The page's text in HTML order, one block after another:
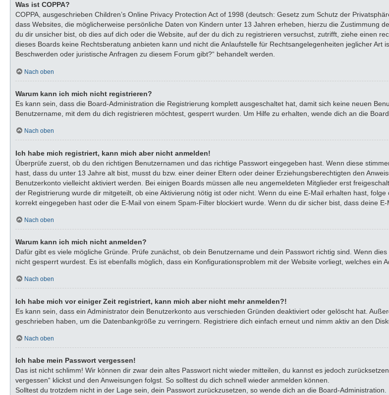
Was ist COPPA?
COPPA, ausgeschrieben Children’s Online Privacy Protection Act of 1998 (deutsch: Gesetz zum Schutz der
dass Websites, die möglicherweise persönliche Daten von Kindern unter 13 Jahren erheben, hierzu die Zustimmung
du dir unsicher bist, ob dies auf dich oder die Website, auf der du dich zu registrieren versuchst, zutrifft, ziehe einen
dieses Boards keine Rechtsberatung anbieten kann und nicht die Anlaufstelle für Rechtsangelegenheiten jeglicher
Beschwerden oder juristische Anfragen zu diesem Forum gibt?“ behandelt werden.
Nach oben
Warum kann ich mich nicht registrieren?
Es kann sein, dass die Board-Administration die Registrierung komplett ausgeschaltet hat, damit sich keine neuen
Benutzername, mit dem du dich registrieren möchtest, gesperrt wurden. Um Hilfe zu erhalten, wende dich an die
Nach oben
Ich habe mich registriert, kann mich aber nicht anmelden!
Überprüfe zuerst, ob du den richtigen Benutzernamen und das richtige Passwort eingegeben hast. Wenn diese
hast, dass du unter 13 Jahre alt bist, musst du bzw. einer deiner Eltern oder deiner Erziehungsberechtigten den
Benutzerkonto vielleicht aktiviert werden. Bei einigen Boards müssen alle neu angemeldeten Mitglieder erst
der Registrierung wurde dir mitgeteilt, ob eine Aktivierung nötig ist oder nicht. Wenn du eine E-Mail erhalten hast,
korrekt eingegeben hast oder die E-Mail von einem Spam-Filter blockiert wurde. Wenn du dir sicher bist, dass deine
Nach oben
Warum kann ich mich nicht anmelden?
Dafür gibt es viele mögliche Gründe. Prüfe zunächst, ob dein Benutzername und dein Passwort richtig sind. Wenn
nicht gesperrt wurdest. Es ist ebenfalls möglich, dass ein Konfigurationsproblem mit der Website vorliegt, welches ein
Nach oben
Ich habe mich vor einiger Zeit registriert, kann mich aber nicht mehr anmelden?!
Es kann sein, dass ein Administrator dein Benutzerkonto aus verschieden Gründen deaktiviert oder gelöscht hat.
geschrieben haben, um die Datenbankgröße zu verringern. Registriere dich einfach erneut und nimm aktiv an den
Nach oben
Ich habe mein Passwort vergessen!
Das ist nicht schlimm! Wir können dir zwar dein altes Passwort nicht wieder mitteilen, du kannst es jedoch
vergessen“ klickst und den Anweisungen folgst. So solltest du dich schnell wieder anmelden können.
Solltest du trotzdem nicht in der Lage sein, dein Passwort zurückzusetzen, so wende dich an die Board-Administration.